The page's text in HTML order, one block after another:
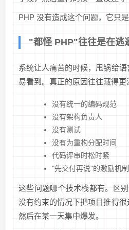
PHP 没有造成这个问题，它只是
"都怪 PHP"往往是在逃
系统让人痛苦的时候，甩锅给
易看到。真正的原因往往藏得更
没有统一的编码规范
没有架构负责人
没有测试
没有为重构分配时间
代码评审时松时紧
"先交付再说"的激励机制
这些问题哪个技术栈都有。区
没有约束的情况下把项目推得
然后在某一天集中爆发。